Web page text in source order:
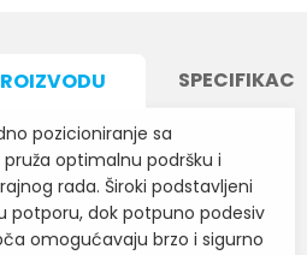
pozicioniranje sa
optimalnu podršku i
rada. Široki podstavljeni
potporu, dok potpuno podesiv
omogućavaju brzo i sigurno